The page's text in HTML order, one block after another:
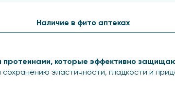
которые эффективно
эластичности, гладкости и
Наличие в фито аптеках